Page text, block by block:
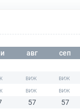
авг сеп
57 57